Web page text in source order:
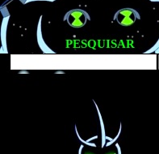
PESQUISAR